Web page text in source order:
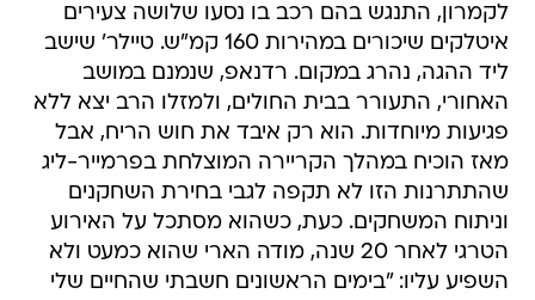
לקמרון, התנגש בהם רכב בו נסעו שלושה צעירים
איטלקים שיכורים במהירות 160 קמ"ש. טיילר' שישב
ליד ההגה, נהרג במקום. רדנאפ, שנמנם במושב
האחורי, התעורר בבית החולים, ולמזלו הרב יצא ללא
פגיעות מיוחדות. הוא רק איבד את חוש הריח, אבל
מאז הוכיח במהלך הקריירה המוצלחת בפרמייר-ליג
שהתתרנות הזו לא תקפה לגבי בחירת השחקנים
וניתוח המשחקים. כעת, כשהוא מסתכל על האירוע
הטרגי לאחר 20 שנה, מודה הארי שהוא כמעט ולא
השפיע עליו: "בימים הראשונים חשבתי שהחיים שלי